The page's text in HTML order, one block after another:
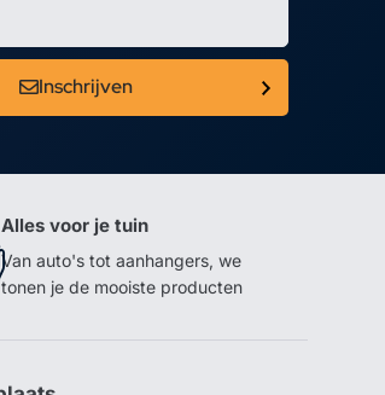
Inschrijven
Alles voor je tuin
Van auto's tot aanhangers, we
tonen je de mooiste producten